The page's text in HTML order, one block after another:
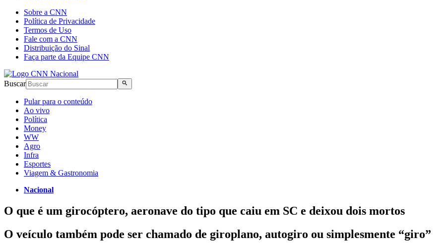
Sobre a CNN
Política de Privacidade
Termos de Uso
Fale com a CNN
Distribuição do Sinal
Faça parte da Equipe CNN
Buscar
Pular para o conteúdo
Ao vivo
Política
Money
WW
Agro
Infra
Esportes
Viagem & Gastronomia
Nacional
O que é um girocóptero, aeronave do tipo que caiu em SC e deixou dois mortos
O veículo também pode ser chamado de giroplano, autogiro ou simplesmente “giro”